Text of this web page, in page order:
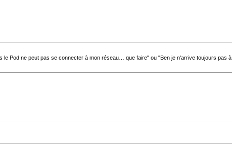
le Pod ne peut pas se connecter à mon réseau… que faire" ou "Ben je n'arrive toujours pas à